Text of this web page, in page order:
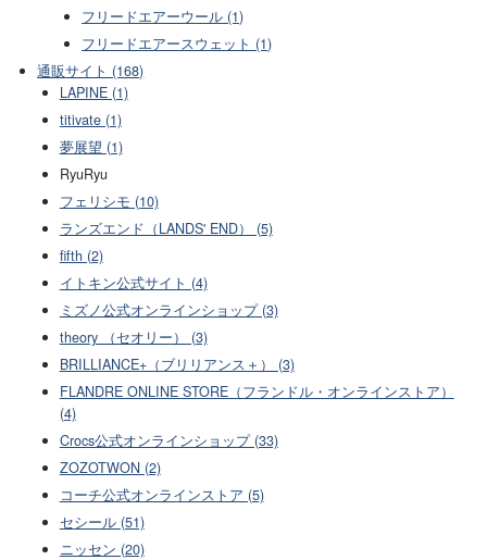
フリードエアーウール (1)
フリードエアースウェット (1)
通販サイト (168)
LAPINE (1)
titivate (1)
夢展望 (1)
RyuRyu
フェリシモ (10)
ランズエンド（LANDS' END） (5)
fifth (2)
イトキン公式サイト (4)
ミズノ公式オンラインショップ (3)
theory （セオリー） (3)
BRILLIANCE+（ブリリアンス＋） (3)
FLANDRE ONLINE STORE（フランドル・オンラインストア）
(4)
Crocs公式オンラインショップ (33)
ZOZOTWON (2)
コーチ公式オンラインストア (5)
セシール (51)
ニッセン (20)